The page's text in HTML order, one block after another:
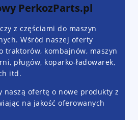
PerkozParts.pl
z częściami do maszyn
Wśród naszej oferty
traktorów, kombajnów, maszyn
pługów, koparko-ładowarek,
itd.
naszą ofertę o nowe produkty z
na jakość oferowanych